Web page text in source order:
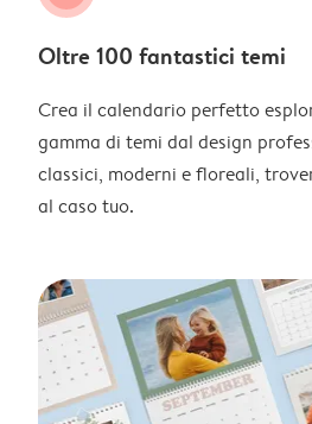
Oltre 100 fantastici temi
Crea il calendario perfetto
gamma di temi dal design
classici, moderni e floreali,
al caso tuo.